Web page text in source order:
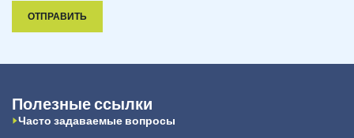
ОТПРАВИТЬ
Полезные ссылки
Часто задаваемые вопросы